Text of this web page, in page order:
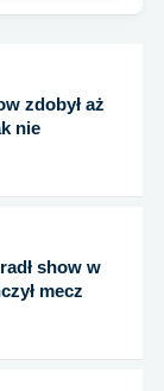
zdobył aż
nie
show w
mecz